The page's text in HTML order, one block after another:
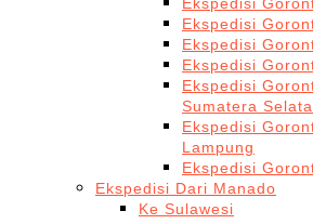
Ekspedisi
Ekspedisi
Ekspedisi
Ekspedisi
Sumatera
Ekspedisi
Lampung
Ekspedisi
Ekspedisi Dari Manado
Ke Sulawesi